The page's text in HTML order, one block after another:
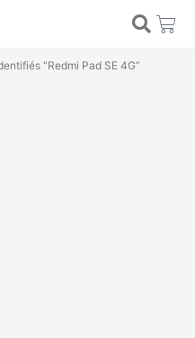
“Redmi Pad SE 4G”